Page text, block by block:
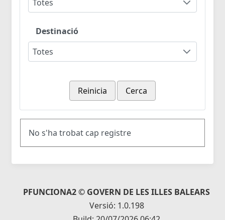
Totes
Destinació
Totes
Reinicia Cerca
No s'ha trobat cap registre
PFUNCIONA2 © GOVERN DE LES ILLES BALEARS
Versió: 1.0.198